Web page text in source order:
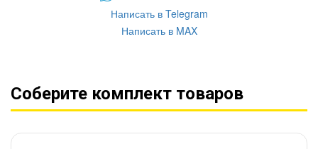
Написать в Telegram
Написать в MAX
Соберите комплект товаров